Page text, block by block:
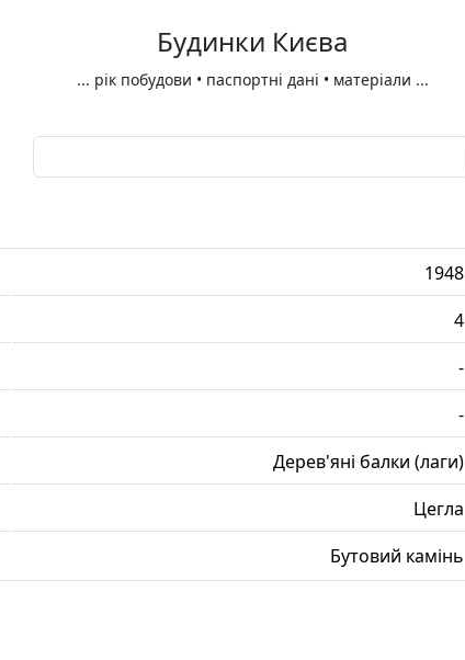
Будинки Києва
... рік побудови • паспортні дані • матеріали ...
1948
4
-
-
Дерев'яні балки (лаги)
Цегла
Бутовий камінь